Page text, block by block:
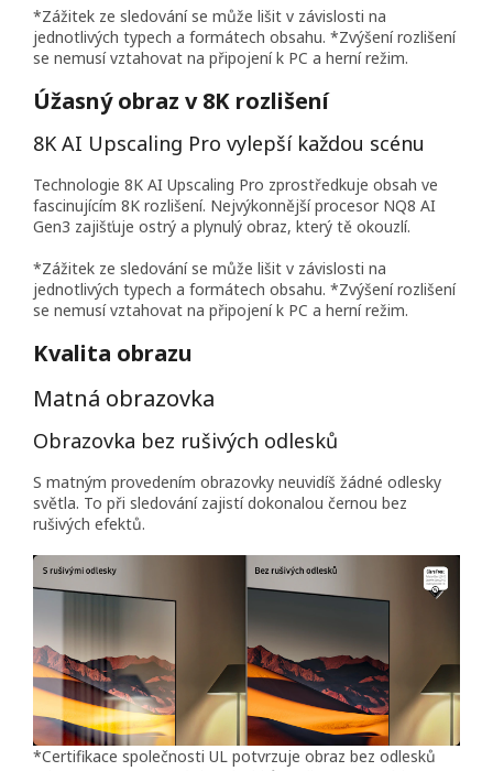
*Zážitek ze sledování se může lišit v závislosti na
jednotlivých typech a formátech obsahu. *Zvýšení rozlišení
se nemusí vztahovat na připojení k PC a herní režim.
Úžasný obraz v 8K rozlišení
8K AI Upscaling Pro vylepší každou scénu
Technologie 8K AI Upscaling Pro zprostředkuje obsah ve
fascinujícím 8K rozlišení. Nejvýkonnější procesor NQ8 AI
Gen3 zajišťuje ostrý a plynulý obraz, který tě okouzlí.
*Zážitek ze sledování se může lišit v závislosti na
jednotlivých typech a formátech obsahu. *Zvýšení rozlišení
se nemusí vztahovat na připojení k PC a herní režim.
Kvalita obrazu
Matná obrazovka
Obrazovka bez rušivých odlesků
S matným provedením obrazovky neuvidíš žádné odlesky
světla. To při sledování zajistí dokonalou černou bez
rušivých efektů.
*Certifikace společnosti UL potvrzuje obraz bez odlesků